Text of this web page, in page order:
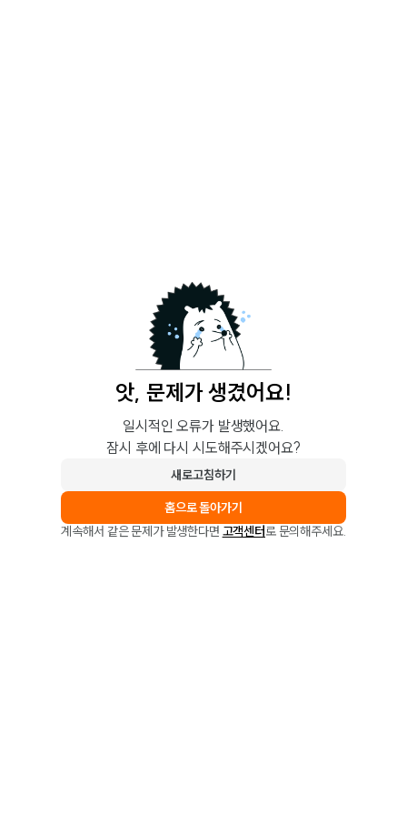
앗, 문제가 생겼어요!
일시적인 오류가 발생했어요.
잠시 후에 다시 시도해주시겠어요?
새로고침하기
홈으로 돌아가기
계속해서 같은 문제가 발생한다면 고객센터로 문의해주세요.